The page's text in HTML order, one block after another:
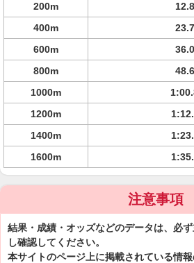
200m
400m
600m
800m
1000m
1200m
1400m
1600m
注意事項
結果・成績・オッズなどのデータは、必
し確認してください。
本サイトのページ上に掲載されている情